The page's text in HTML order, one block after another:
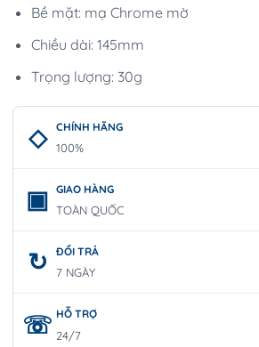
Bề mặt: mạ Chrome mờ
Chiều dài: 145mm
Trọng lượng: 30g
CHÍNH HÃNG
100%
GIAO HÀNG
TOÀN QUỐC
ĐỔI TRẢ
7 NGÀY
HỖ TRỢ
24/7